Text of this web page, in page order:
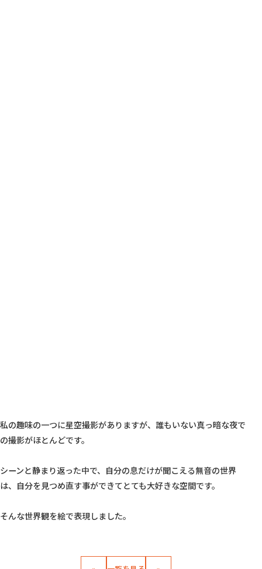
私の趣味の一つに星空撮影がありますが、誰もいない真っ暗な夜で
の撮影がほとんどです。
シーンと静まり返った中で、自分の息だけが聞こえる無音の世界
は、自分を見つめ直す事ができてとても大好きな空間です。